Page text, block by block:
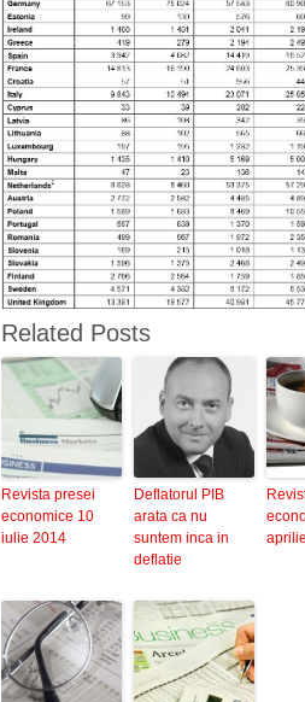
Related Posts
Revista presei
economice 10
iulie 2014
Deflatorul PIB
arata ca nu
suntem inca in
deflatie